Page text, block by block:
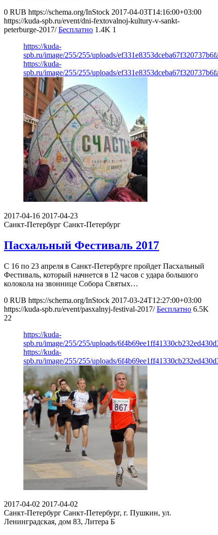
0 RUB https://schema.org/InStock 2017-04-03T14:16:00+03:00
https://kuda-spb.ru/event/dni-fextovalnoj-kultury-v-sankt-
peterburge-2017/ Бесплатно 1.4K 1
https://kuda-
spb.ru/image/255/255/uploads/
https://kuda-
spb.ru/image/255/255/uploads/
2017-04-16 2017-04-23
Санкт-Петербург Санкт-Петербург
Пасхальный Фестиваль 2017
С 16 по 23 апреля в Санкт-Петербурге пройдет Пасхальный
Фестиваль, который начнется в 12 часов с удара большого
колокола на звоннице Собора Святых…
0 RUB https://schema.org/InStock 2017-03-24T12:27:00+03:00
https://kuda-spb.ru/event/pasxalnyj-festival-2017/ Бесплатно 6.5K
22
https://kuda-
spb.ru/image/255/255/uploads/
https://kuda-
spb.ru/image/255/255/uploads/
2017-04-02 2017-04-02
Санкт-Петербург Санкт-Петербург, г. Пушкин, ул.
Ленинградская, дом 83, Литера Б